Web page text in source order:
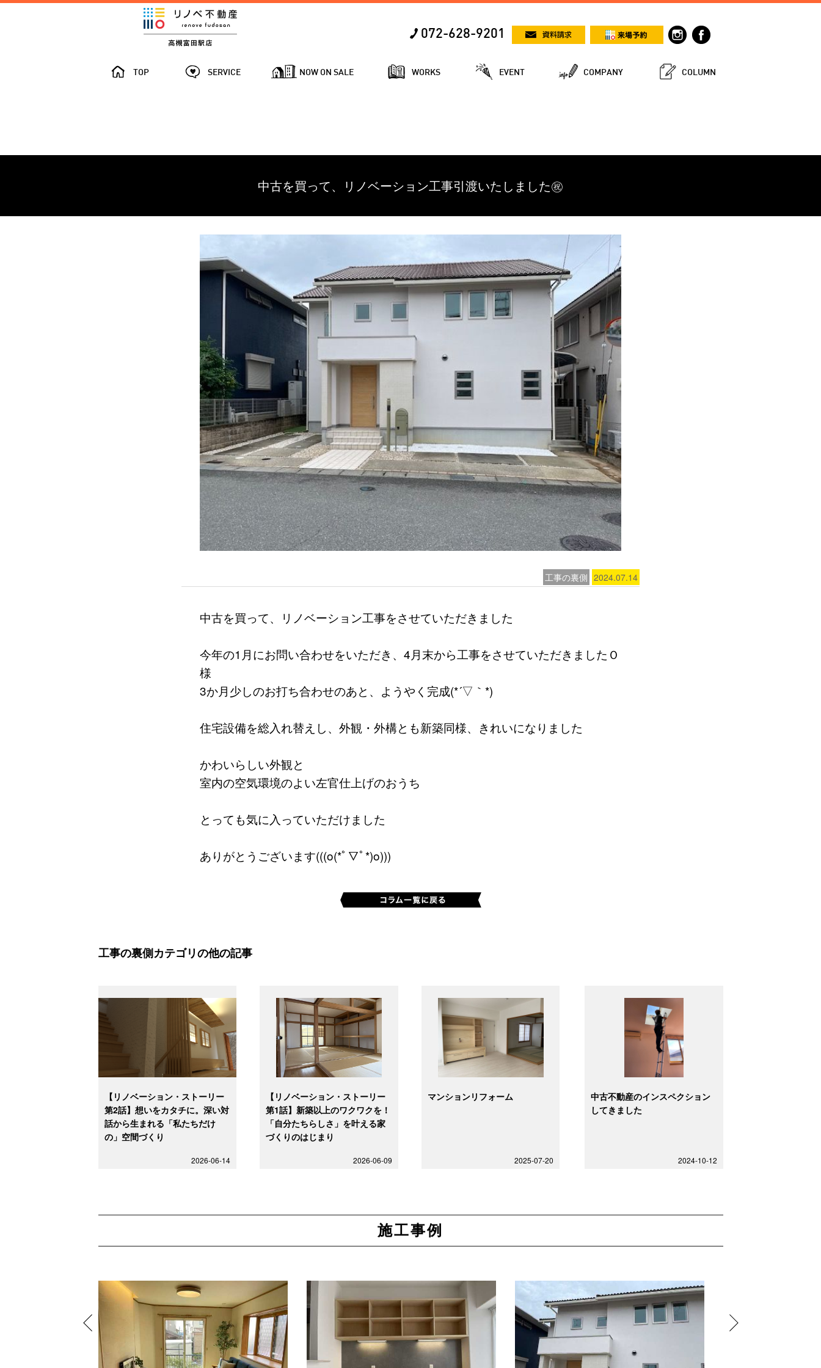
072-628-9201
TOP SERVICE NOW ON SALE WORKS EVENT COMPANY COLUMN
中古を買って、リノベーション工事引渡いたしました㊗
工事の裏側 2024.07.14
中古を買って、リノベーション工事をさせていただきました
今年の1月にお問い合わせをいただき、4月末から工事をさせていただきましたＯ
様
3か月少しのお打ち合わせのあと、ようやく完成(*´▽｀*)
住宅設備を総入れ替えし、外観・外構とも新築同様、きれいになりました
かわいらしい外観と
室内の空気環境のよい左官仕上げのおうち
とっても気に入っていただけました
ありがとうございます(((o(*ﾟ▽ﾟ*)o)))
工事の裏側カテゴリの他の記事
【リノベーション・ストーリー
第2話】想いをカタチに。深い対
話から生まれる「私たちだけ
の」空間づくり
2026-06-14
【リノベーション・ストーリー
第1話】新築以上のワクワクを！
「自分たちらしさ」を叶える家
づくりのはじまり
2026-06-09
マンションリフォーム
2025-07-20
中古不動産のインスペクション
してきました
2024-10-12
施工事例